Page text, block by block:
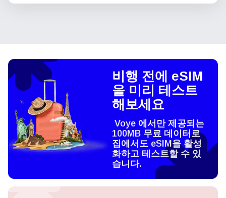
비행 전에 eSIM
을 미리 테스트
해보세요
Voye 에서만 제공되는
100MB 무료 데이터로
집에서도 eSIM을 활성
화하고 테스트할 수 있
습니다.